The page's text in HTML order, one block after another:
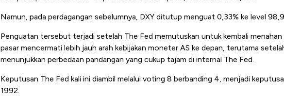
Namun, pada perdagangan sebelumnya, DXY ditutup menguat 0,33% ke level
Penguatan tersebut terjadi setelah The Fed memutuskan untuk kembali menahan
pasar mencermati lebih jauh arah kebijakan moneter AS ke depan, terutama
menunjukkan perbedaan pandangan yang cukup tajam di internal The Fed.
Keputusan The Fed kali ini diambil melalui voting 8 berbanding 4, menjadi
1992.